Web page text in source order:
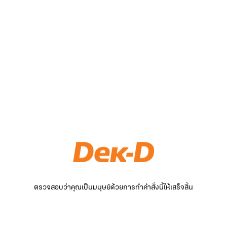
ตรวจสอบว่าคุณเป็นมนุษย์ด้วยการทำคำสั่งนี้ให้เสร็จสิ้น